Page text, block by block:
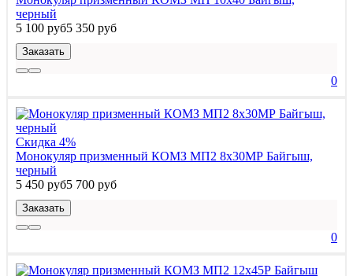
черный
5 100 руб5 350 руб
Заказать
0
Скидка 4%
Монокуляр призменный КОМЗ МП2 8x30МР Байгыш,
черный
5 450 руб5 700 руб
Заказать
0